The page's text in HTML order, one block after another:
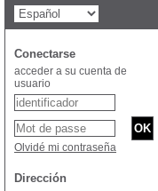
Conectarse
acceder a su cuenta de
usuario
Olvidé mi contraseña
Dirección